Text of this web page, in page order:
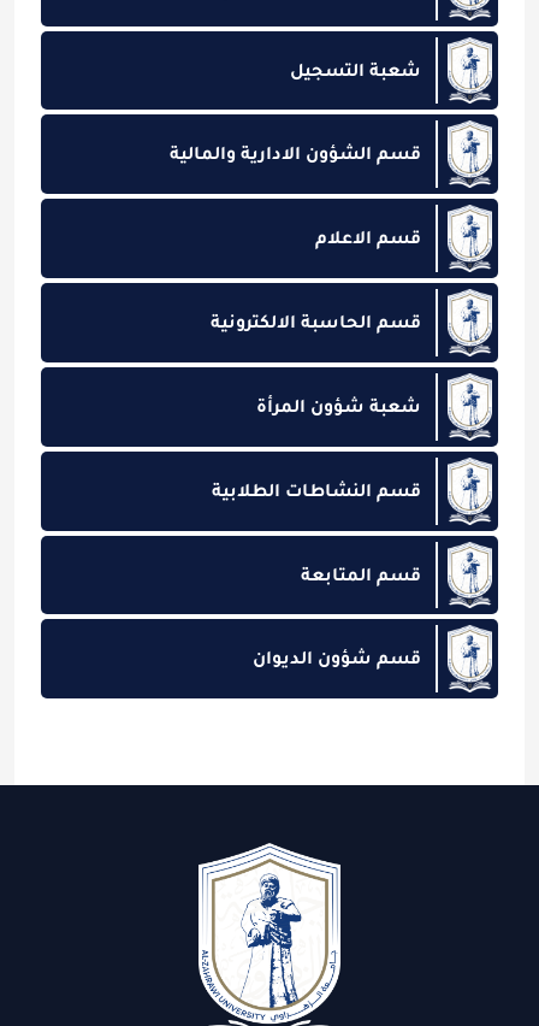
شعبة التسجيل
قسم الشؤون الادارية والمالية
قسم الاعلام
قسم الحاسبة الالكترونية
شعبة شؤون المرأة
قسم النشاطات الطلابية
قسم المتابعة
قسم شؤون الديوان